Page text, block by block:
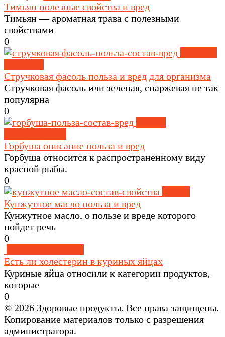
Тимьян полезные свойства и вред
Тимьян — ароматная трава с полезными
свойствами
0
Стручковая фасоль польза и вред для организма
Стручковая фасоль или зеленая, спаржевая не так
популярна
0
Горбуша описание польза и вред
Горбуша относится к распространенному виду
красной рыбы.
0
Кунжутное масло польза и вред
Кунжутное масло, о пользе и вреде которого
пойдет речь
0
Есть ли холестерин в куриных яйцах
Куриные яйца относили к категории продуктов,
которые
0
© 2026 Здоровые продукты. Все права защищены.
Копирование материалов только с разрешения
администратора.